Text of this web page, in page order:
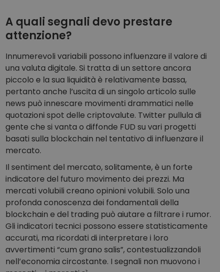
A quali segnali devo prestare
attenzione?
Innumerevoli variabili possono influenzare il valore di
una valuta digitale. Si tratta di un settore ancora
piccolo e la sua liquidità è relativamente bassa,
pertanto anche l’uscita di un singolo articolo sulle
news può innescare movimenti drammatici nelle
quotazioni spot delle criptovalute. Twitter pullula di
gente che si vanta o diffonde FUD su vari progetti
basati sulla blockchain nel tentativo di influenzare il
mercato.
Il sentiment del mercato, solitamente, è un forte
indicatore del futuro movimento dei prezzi. Ma
mercati volubili creano opinioni volubili. Solo una
profonda conoscenza dei fondamentali della
blockchain e del trading può aiutare a filtrare i rumor.
Gli indicatori tecnici possono essere statisticamente
accurati, ma ricordati di interpretare i loro
avvertimenti “cum grano salis”, contestualizzandoli
nell’economia circostante. I segnali non muovono i